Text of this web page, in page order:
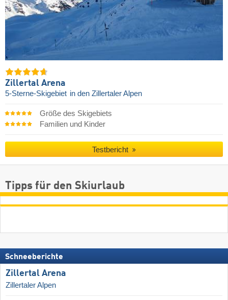
Zillertal Arena
5-Sterne-Skigebiet in den Zillertaler Alpen
Größe des Skigebiets
Familien und Kinder
Testbericht
Tipps für den Skiurlaub
Schneeberichte
Zillertal Arena
Zillertaler Alpen